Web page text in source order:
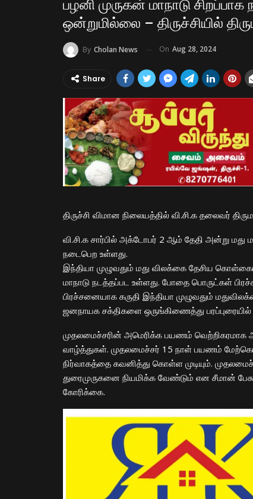
பழனி முருகன் மாநாடு
ஒன்றுமில்லை – திருச்சியில்
By Cholan News On Aug 28, 2024
Share
திருச்சி விமான நிலையத்தில் வி.சி.க தலைவர்
வி.சி.க சார்பில் அக்டோபர் 2 ஆம் தேதி அன்று மது
நடைபெற உள்ளது.
இந்தியா முழுவதும் மது விலக்கை தேசிய
மாநாடு நடத்தப்பட உள்ளது. போதை பொருட்கள்
பிரச்சனையாக கருதி இந்தியா முழுவதும்
ஜனநாயக சக்திகளை ஒருங்கிணைத்து
முதலமைச்சரின் அமெரிக்க பயணம்
வாழ்த்துகள். முதலமைச்சர் 15 நாள் பயணம்
நிர்வாகத்தை கவனித்து கொள்ள முடியும்.
துரைமுருகனை நியமிக்க வேண்டும் என சீமான்
கோரிக்கை.